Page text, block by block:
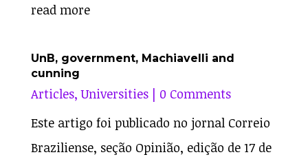
read more
UnB, government, Machiavelli and
cunning
Articles,Universities| 0 Comments
Este artigo foi publicado no jornal Correio
Braziliense, seção Opinião, edição de 17 de